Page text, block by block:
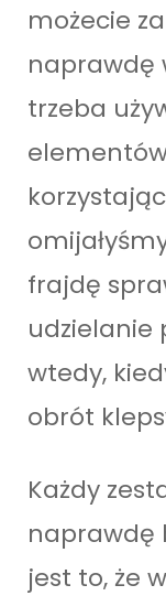
możecie
naprawdę
trzeba
frajdę
udzielanie
wtedy,
obrót
Każdy
naprawdę
jest to, że